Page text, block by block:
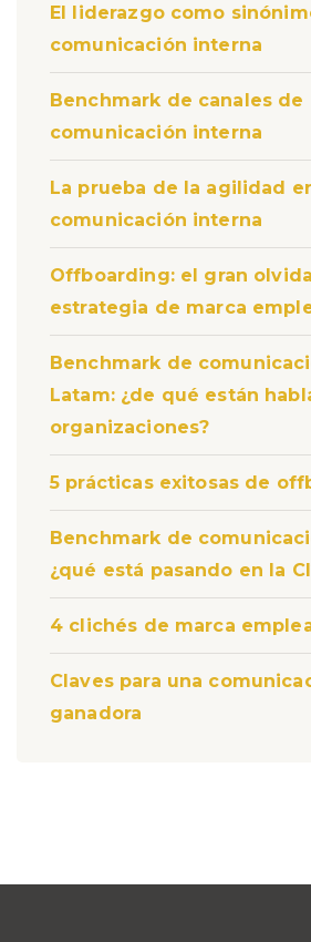
El liderazgo como
comunicación interna
Benchmark de canales de
comunicación interna
La prueba de la agilidad
comunicación interna
Offboarding: el gran
estrategia de marca
Benchmark de
Latam: ¿de qué están
organizaciones?
5 prácticas exitosas de
Benchmark de
¿qué está pasando en la
4 clichés de marca
Claves para una
ganadora